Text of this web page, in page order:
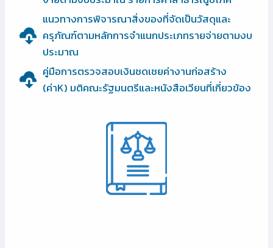
แนวทางการพิจารณาสิ่งของที่จัดเป็นวัสดุและ
ครุภัณฑ์ตามหลักการจำแนกประเภทรายจ่ายตามงบ
ประมาณ
คู่มือการตรวจสอบเงินชดเชยค่างานก่อสร้าง
(ค่าK) มติคณะรัฐมนตรีและหนังสือเวียนที่เกี่ยวข้อง